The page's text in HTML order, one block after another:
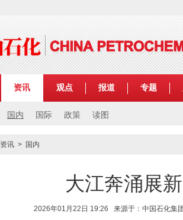
资讯
国内 国际 政策 读图
观点 报道 专题
资讯 > 国内
大江奔涌展
2026年01月22日 19:26 来源于：中国石化